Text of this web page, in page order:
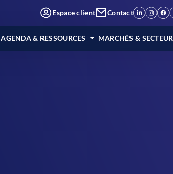
Espace client Contact
AGENDA & RESSOURCES MARCHÉS &